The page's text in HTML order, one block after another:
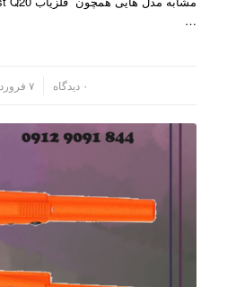
…
۰ دیدگاه ۷ فروردین ۱۴۰۲